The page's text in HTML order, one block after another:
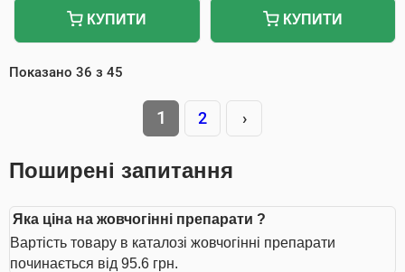
КУПИТИ КУПИТИ
Показано 36 з 45
1 2 ›
Поширені запитання
Яка ціна на жовчогінні препарати ?
Вартість товару в каталозі жовчогінні препарати
починається від 95.6 грн.